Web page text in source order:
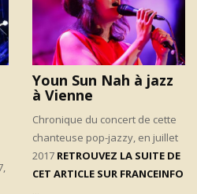
Youn Sun Nah à jazz
à Vienne
Chronique du concert de cette
chanteuse pop-jazzy, en juillet
2017 RETROUVEZ LA SUITE DE
CET ARTICLE SUR FRANCEINFO